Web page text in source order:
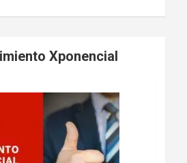
Xponencial